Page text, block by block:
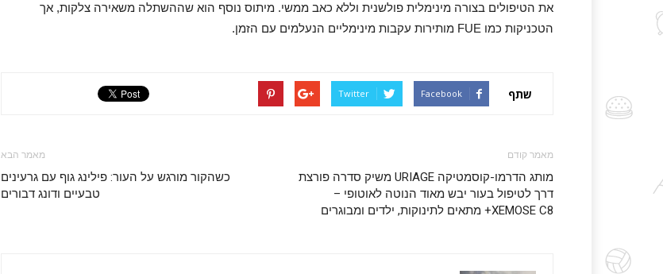
את הטיפולים בצורה מינימלית פולשנית וללא כאב ממשי. מיתוס נוסף הוא שההשתלה משאירה צלקות, אך
הטכניקות כמו FUE מותירות עקבות מינימליים הנעלמים עם הזמן.
שתף Facebook
Twitter
מאמר קודם
מותג הדרמו-קוסמטיקה URIAGE משיק סדרה פורצת
דרך לטיפול בעור יבש מאוד הנוטה לאוטופי –
XEMOSE C8+ מתאים לתינוקות, ילדים ומבוגרים
מאמר הבא
כשהקור מורגש על העור: פילינג גוף עם גרעינים
טבעיים ודונג דבורים